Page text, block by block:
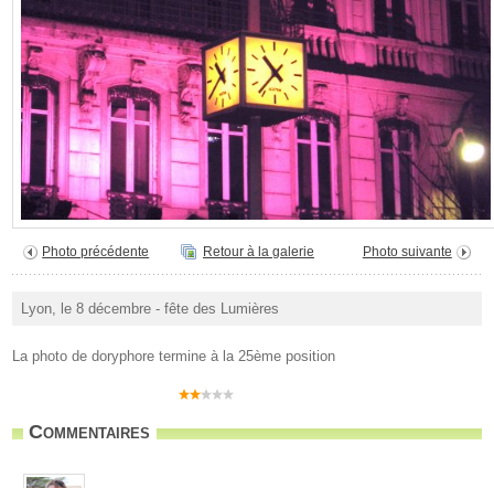
Photo précédente Retour à la galerie Photo suivante
Lyon, le 8 décembre - fête des Lumières
La photo de doryphore termine à la 25ème position
Commentaires